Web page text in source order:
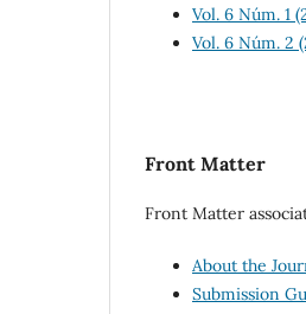
Vol. 6 Núm. 1
Vol. 6 Núm. 2
Front Matter
Front Matter
About the
Submission